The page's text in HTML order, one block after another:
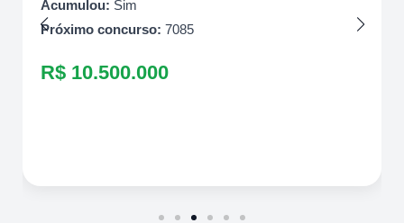
Acumulou: Sim
Próximo concurso: 7085
R$ 10.500.000